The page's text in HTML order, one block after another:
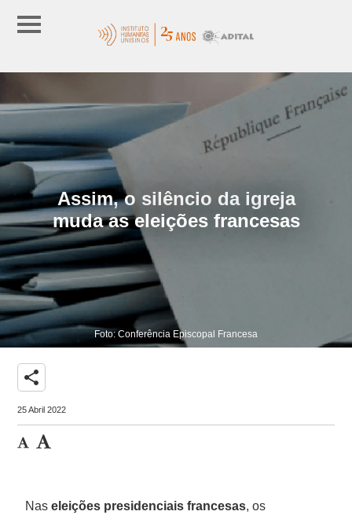
Assim, o silêncio da igreja
muda as eleições francesas
Foto: Conferência Episcopal Francesa
share
25 Abril 2022
Naseleições presidenciais francesas, os